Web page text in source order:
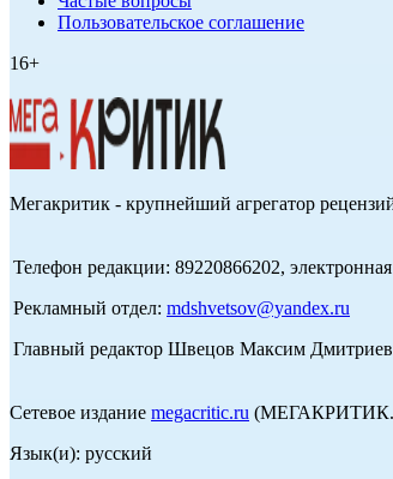
Пользовательское соглашение
16+
Мегакритик - крупнейший агрегатор
Телефон редакции: 89220866202,
Рекламный отдел: mdshvetsov@yandex.ru
Главный редактор Швецов Максим
Сетевое издание megacritic.ru
Язык(и): русский